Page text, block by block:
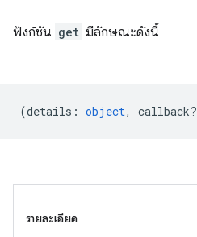
ฟังก์ชัน get มีลักษณะดังนี้
(details : object, callback?
รายละเอียด